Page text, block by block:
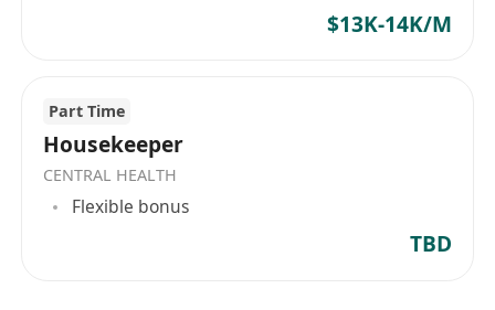
$13K-14K/M
Part Time
Housekeeper
CENTRAL HEALTH
Flexible bonus
TBD